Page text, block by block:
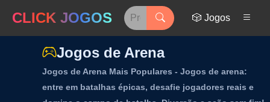
CLICK JOGOS 🎲 Jogos
Jogos de Arena
Jogos de Arena Mais Populares - Jogos de arena:
entre em batalhas épicas, desafie jogadores reais e